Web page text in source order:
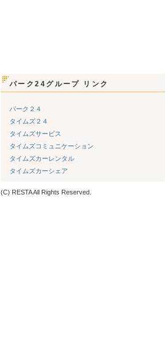
パーク24グループ リンク
パーク２４
タイムズ２４
タイムズサービス
タイムズコミュニケーション
タイムズカーレンタル
タイムズカーシェア
(C) RESTA All Rights Reserved.